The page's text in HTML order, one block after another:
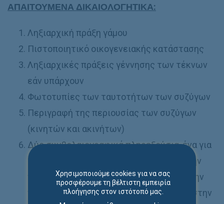
ΑΠΑΙΤΟΥΜΕΝΑ ΔΙΚΑΙΟΛΟΓΗΤΙΚΑ:
Ληξιαρχική πράξη γάμου
Πιστοποιητικό οικογενειακής κατάστασης
Ληξιαρχικές πράξεις γέννησης των τέκνων
εάν υπάρχουν
Φωτοτυπίες των ταυτοτήτων των συζύγων
Περιγραφή της περιουσίας των συζύγων
(κινητών και ακινήτων)
Δύο συμβολαιογραφικά πληρεξούσια, ένα για
τον κάθε δικηγόρο των δύο συζύγων, στην
περίπτωση που τα μέρη δεν επιθυμούν την
προσωπική τους παρουσία και εμπλοκή στην
Χρησιμοποιούμε cookies για να σας
προσφέρουμε τη βέλτιστη εμπειρία
πλοήγησης στον ιστότοπό μας.